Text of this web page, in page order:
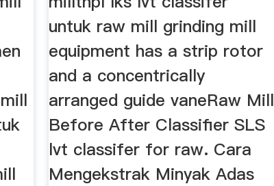
untuk raw mill grinding mill
equipment has a strip rotor
and a concentrically
arranged guide vaneRaw Mill
Before After Classifier SLS
lvt classifer for raw. Cara
Mengekstrak Minyak Adas